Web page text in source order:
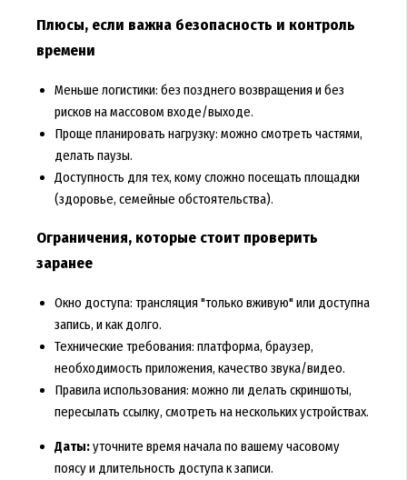
Плюсы, если важна безопасность и контроль
времени
Меньше логистики: без позднего возвращения и без
рисков на массовом входе/выходе.
Проще планировать нагрузку: можно смотреть частями,
делать паузы.
Доступность для тех, кому сложно посещать площадки
(здоровье, семейные обстоятельства).
Ограничения, которые стоит проверить
заранее
Окно доступа: трансляция "только вживую" или доступна
запись, и как долго.
Технические требования: платформа, браузер,
необходимость приложения, качество звука/видео.
Правила использования: можно ли делать скриншоты,
пересылать ссылку, смотреть на нескольких устройствах.
Даты:уточните время начала по вашему часовому
поясу и длительность доступа к записи.